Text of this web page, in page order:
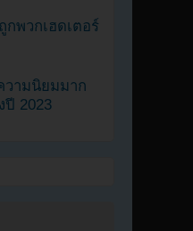
พวกเฮดเตอร์
วามนิยมมาก
ปี 2023